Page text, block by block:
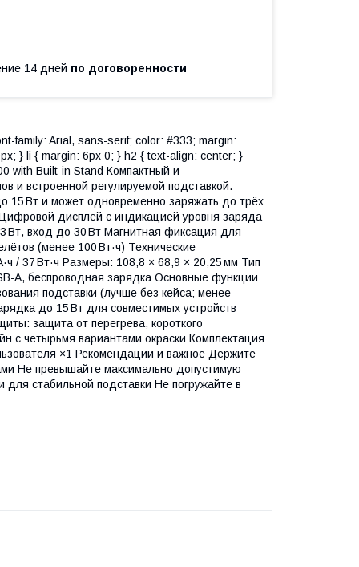
14 дней по договоренности
family: Arial, sans-serif; color: #333; margin:
} li { margin: 6px 0; } h2 { text-align: center; }
with Built-in Stand Компактный и
и встроенной регулируемой подставкой.
15 Вт и может одновременно заряжать до трёх
дисплей с индикацией уровня заряда
Вт, вход до 30 Вт Магнитная фиксация для
(менее 100 Вт·ч) Технические
/ 37 Вт·ч Размеры: 108,8 × 68,9 × 20,25 мм Тип
A, беспроводная зарядка Основные функции
подставки (лучше без кейса; менее
до 15 Вт для совместимых устройств
защита от перегрева, короткого
с четырьмя вариантами окраски Комплектация
×1 Рекомендации и важное Держите
Не превышайте максимально допустимую
стабильной подставки Не погружайте в